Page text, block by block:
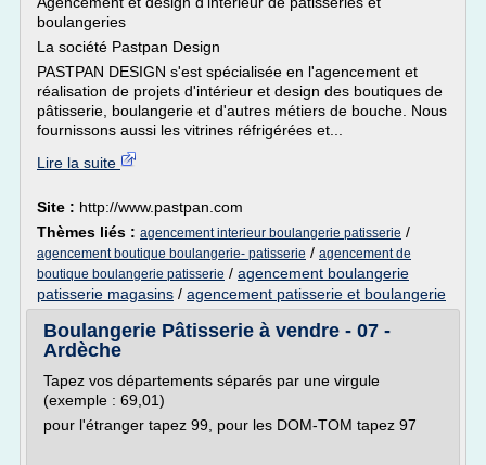
boulangeries
La société Pastpan Design
PASTPAN DESIGN s'est spécialisée en l'agencement et
réalisation de projets d'intérieur et design des boutiques de
pâtisserie, boulangerie et d'autres métiers de bouche. Nous
fournissons aussi les vitrines réfrigérées et...
Lire la suite
Site : http://www.pastpan.com
Thèmes liés : agencement interieur boulangerie patisserie /
agencement boutique boulangerie- patisserie / agencement de
boutique boulangerie patisserie / agencement boulangerie
patisserie magasins / agencement patisserie et boulangerie
Boulangerie Pâtisserie à vendre - 07 -
Ardèche
Tapez vos départements séparés par une virgule
(exemple : 69,01)
pour l'étranger tapez 99, pour les DOM-TOM tapez 97